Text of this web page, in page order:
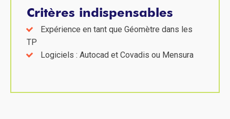
Critères indispensables
Expérience en tant que Géomètre dans les
TP
Logiciels : Autocad et Covadis ou Mensura